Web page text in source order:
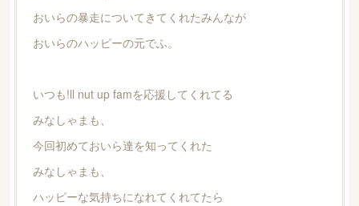
おいらの暴走についてきてくれたみんなが
おいらのハッピーの元でふ。
いつも!ll nut up famを応援してくれてる
みなしゃまも、
今回初めておいら達を知ってくれた
みなしゃまも、
ハッピーな気持ちになれてくれてたら